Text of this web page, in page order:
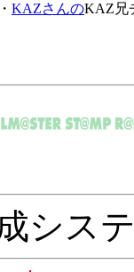
KAZさんのKAZ兄
シス